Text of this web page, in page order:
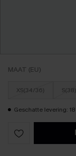
MAAT (EU)
XS(34/36) S(38)
Geschatte levering: